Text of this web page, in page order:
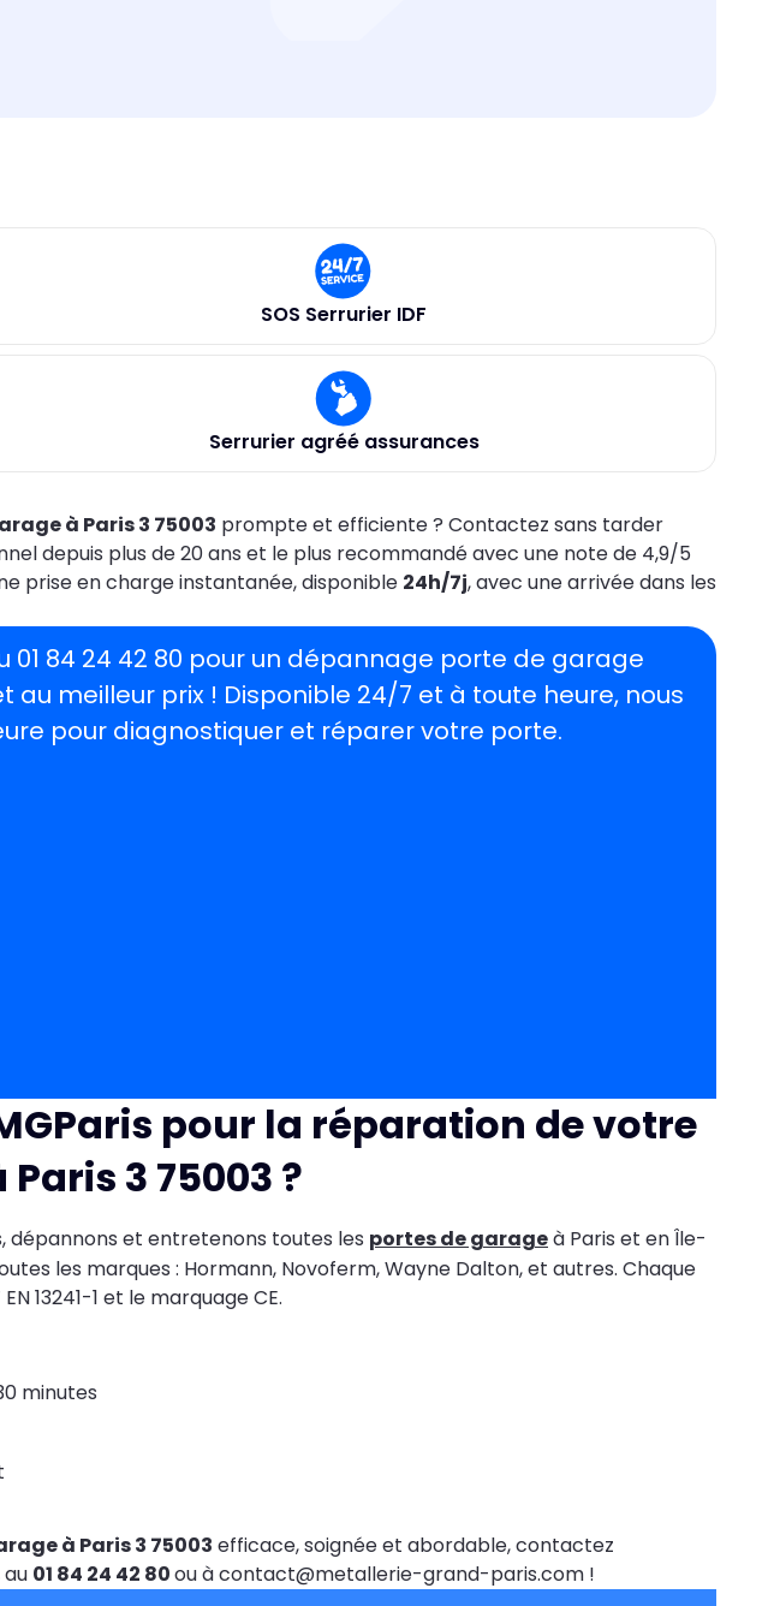
SOS Serrurier IDF
Serrurier agréé assurances
à Paris 3 75003 prompte et efficiente ? Contactez sans tarder
depuis plus de 20 ans et le plus recommandé avec une note de 4,9/5
prise en charge instantanée, disponible 24h/7j, avec une arrivée dans les
01 84 24 42 80 pour un dépannage porte de garage
au meilleur prix ! Disponible 24/7 et à toute heure, nous
pour diagnostiquer et réparer votre porte.
pour la réparation de votre
3 75003 ?
dépannons et entretenons toutes les portes de garageà Paris et en Île-
les marques : Hormann, Novoferm, Wayne Dalton, et autres. Chaque
13241-1 et le marquage CE.
minutes
à Paris 3 75003 efficace, soignée et abordable, contactez
01 84 24 42 80ou à contact@metallerie-grand-paris.com !